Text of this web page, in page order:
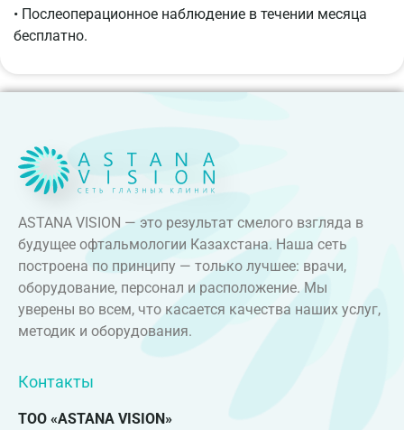
• Послеоперационное наблюдение в течении месяца
бесплатно.
ASTANA VISION — это результат смелого взгляда в
будущее офтальмологии Казахстана. Наша сеть
построена по принципу — только лучшее: врачи,
оборудование, персонал и расположение. Мы
уверены во всем, что касается качества наших услуг,
методик и оборудования.
Контакты
ТОО «ASTANA VISION»